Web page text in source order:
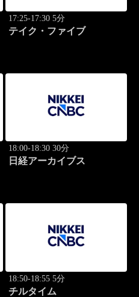
17:25-17:30 5分
テイク・ファイブ
18:00-18:30 30分
日経アーカイブス
18:50-18:55 5分
チルタイム